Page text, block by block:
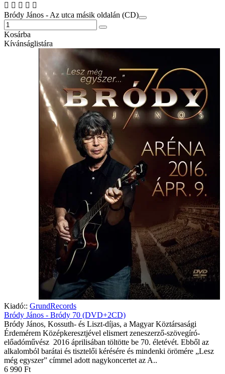
Bródy János - Az utca másik oldalán (CD)
Kosárba
Kívánságlistára
Kiadó:: GrundRecords
Bródy János - Bródy 70 (DVD+2CD)
Bródy János, Kossuth- és Liszt-díjas, a Magyar Köztársasági
Érdemérem Középkeresztjével elismert zeneszerző-szövegíró-
előadóművész 2016 áprilisában töltötte be 70. életévét. Ebből az
alkalomból barátai és tisztelői kérésére és mindenki örömére „Lesz
még egyszer” címmel adott nagykoncertet az A..
6 990 Ft